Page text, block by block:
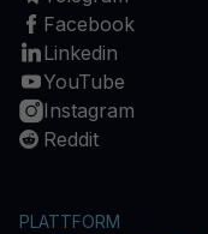
Facebook
Linkedin
YouTube
Instagram
Reddit
PLATTFORM